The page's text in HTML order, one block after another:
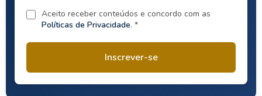
Aceito receber conteúdos e concordo com as
Políticas de Privacidade. *
Inscrever-se